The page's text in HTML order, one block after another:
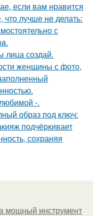
если вам нравится
что лучше не делать:
с
лица создай.
женщины с фото,
-.
образ под ключ:
подчёркивает
сохраняя
мощный инструмент